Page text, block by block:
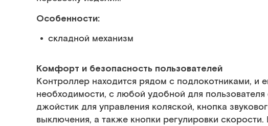
Особенности:
складной механизм
Комфорт и безопасность пользователей
Контроллер находится рядом с подлокотниками, и
необходимости, с любой удобной для
джойстик для управления коляской, кнопка
выключения, а также кнопки регулировки